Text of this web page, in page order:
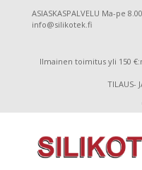
ASIASKASPALVELU Ma-pe
info@silikotek.fi
Ilmainen toimitus yli 150
TILAUS-